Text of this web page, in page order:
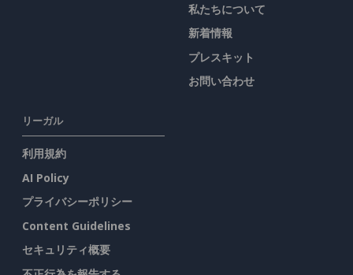
私たちについて
新着情報
プレスキット
お問い合わせ
リーガル
利用規約
AI Policy
プライバシーポリシー
Content Guidelines
セキュリティ概要